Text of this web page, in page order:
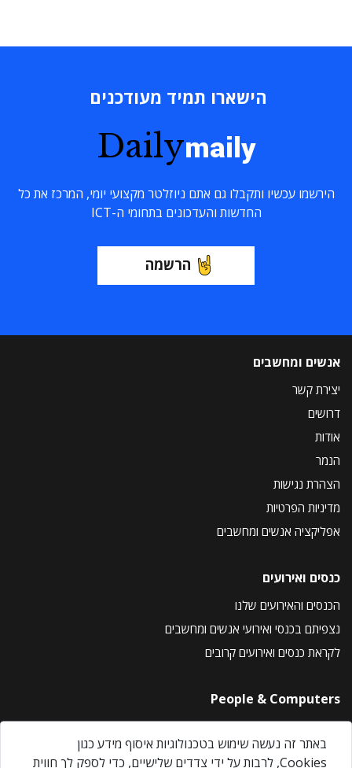
הישארו תמיד מעודכנים
Dailymaily
הירשמו עכשיו ותקבלו גם אתם ניוזלטר מקצועי יומי, המרכז את כל
החדשות והעדכונים בתחומי ה-ICT
הרשמה
אנשים ומחשבים
יצירת קשר
דרושים
אודות
הנמר
הצהרת נגישות
מדיניות הפרטיות
אפליקציה אנשים ומחשבים
כנסים ואירועים
הכנסים והאירועים שלנו
נצפיתם בכנסי ואירועי אנשים ומחשבים
לקראת כנסים ואירועים קרובים
People & Computers
About Us
Privacy Policy
באתר זה נעשה שימוש בטכנולוגיות איסוף מידע כגון
Cookies, לרבות על ידי צדדים שלישיים, כדי לספק לך חווית